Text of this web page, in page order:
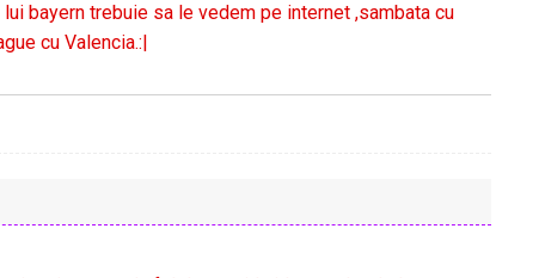
bayern trebuie sa le vedem pe internet ,sambata cu
cu Valencia.:|